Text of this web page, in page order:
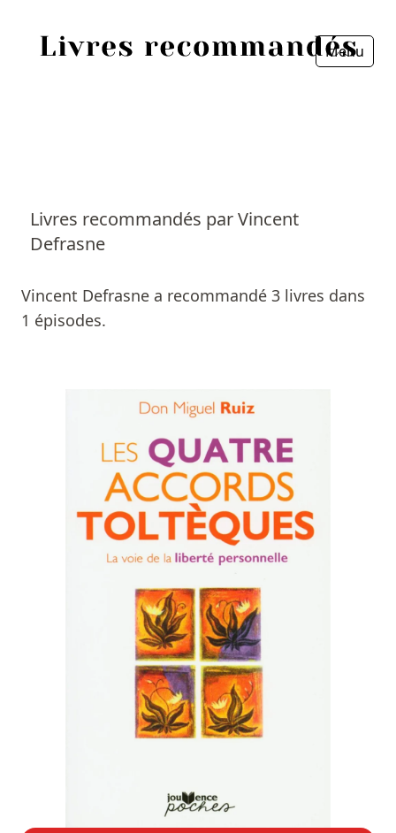
Menu
Livres recommandés par Vincent
Defrasne
Vincent Defrasne a recommandé 3 livres dans
1 épisodes.
Personnes
Livres
Fermer